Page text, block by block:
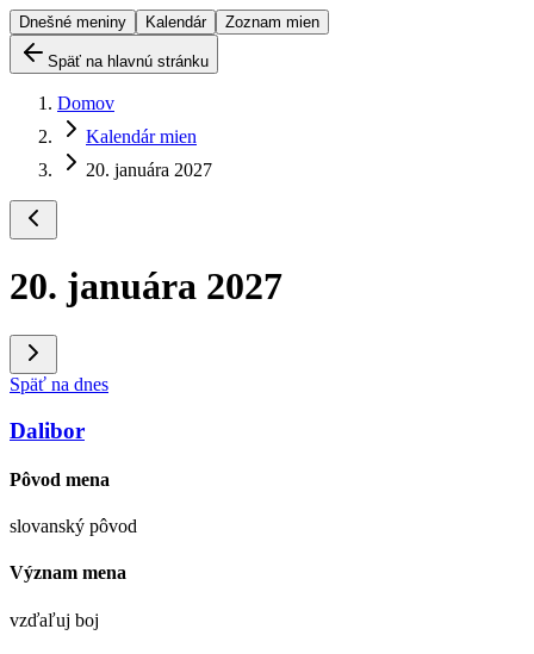
Dnešné meniny Kalendár Zoznam mien
Späť na hlavnú stránku
Domov
Kalendár mien
20. januára 2027
20. januára 2027
Späť na dnes
Dalibor
Pôvod mena
slovanský pôvod
Význam mena
vzďaľuj boj